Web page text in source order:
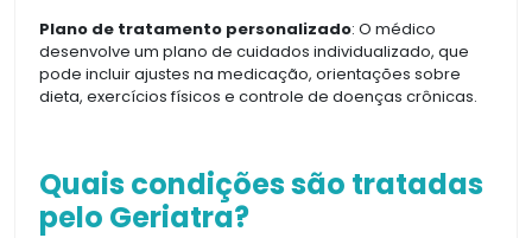
Plano de tratamento personalizado: O médico
desenvolve um plano de cuidados individualizado, que
pode incluir ajustes na medicação, orientações sobre
dieta, exercícios físicos e controle de doenças crônicas.
Quais condições são tratadas
pelo Geriatra?